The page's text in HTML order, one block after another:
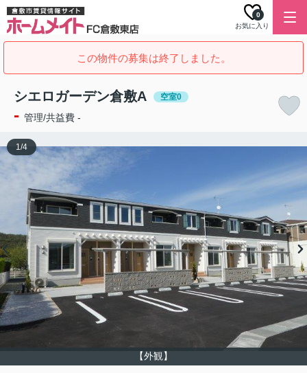
お気に入り
0
この物件の募集は終了しました。
シエロガーデン倉敷A 空室0
- 管理/共益費 -
【外観】
1/4